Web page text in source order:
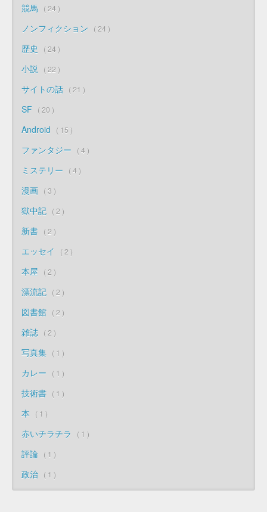
競馬 24
ノンフィクション 24
歴史 24
小説 22
サイトの話 21
SF 20
Android 15
ファンタジー 4
ミステリー 4
漫画 3
獄中記 2
新書 2
エッセイ 2
本屋 2
漂流記 2
図書館 2
雑誌 2
写真集 1
カレー 1
技術書 1
本 1
赤いチラチラ 1
評論 1
政治 1